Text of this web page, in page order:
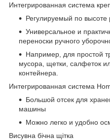
Интегрированная система
Регулируемый по высоте
Универсальное и
переноски ручного
Например, для простой
мусора, щетки, салфеток
контейнера.
Интегрированная система
Большой отсек для
машины
Можно легко и удобно
Висувна бічна щітка